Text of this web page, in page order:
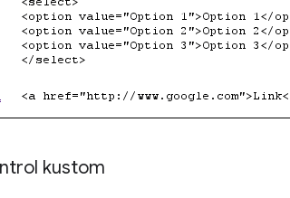
kustom